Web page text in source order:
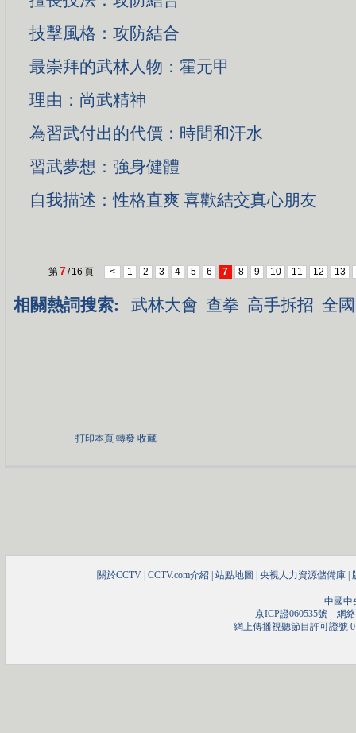
技擊風格：攻防結合
最崇拜的武林人物：霍元甲
理由：尚武精神
為習武付出的代價：時間和汗水
習武夢想：強身健體
自我描述：性格直爽 喜歡結交真心朋友
第7/ 16 頁 < 1 2 3 4 5 6 7 8 9 10 11 12 13
相關熱詞搜索: 武林大會 查拳 高手拆招 全
打印本頁 轉發 收藏
關於CCTV | CCTV.com介紹 | 站點地圖 | 央視人力資源儲備庫 |
中國中
京ICP證060535號 網絡
網上傳播視聽節目許可證號